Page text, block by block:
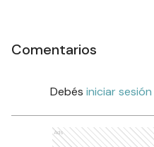
Comentarios
Debés iniciar sesión
Ads